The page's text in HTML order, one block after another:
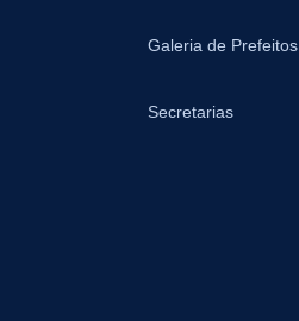
Galeria de Prefeitos
Secretarias